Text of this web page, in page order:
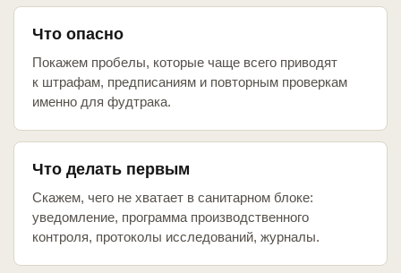
Что опасно
Покажем пробелы, которые чаще всего приводят
к штрафам, предписаниям и повторным проверкам
именно для фудтрака.
Что делать первым
Скажем, чего не хватает в санитарном блоке:
уведомление, программа производственного
контроля, протоколы исследований, журналы.